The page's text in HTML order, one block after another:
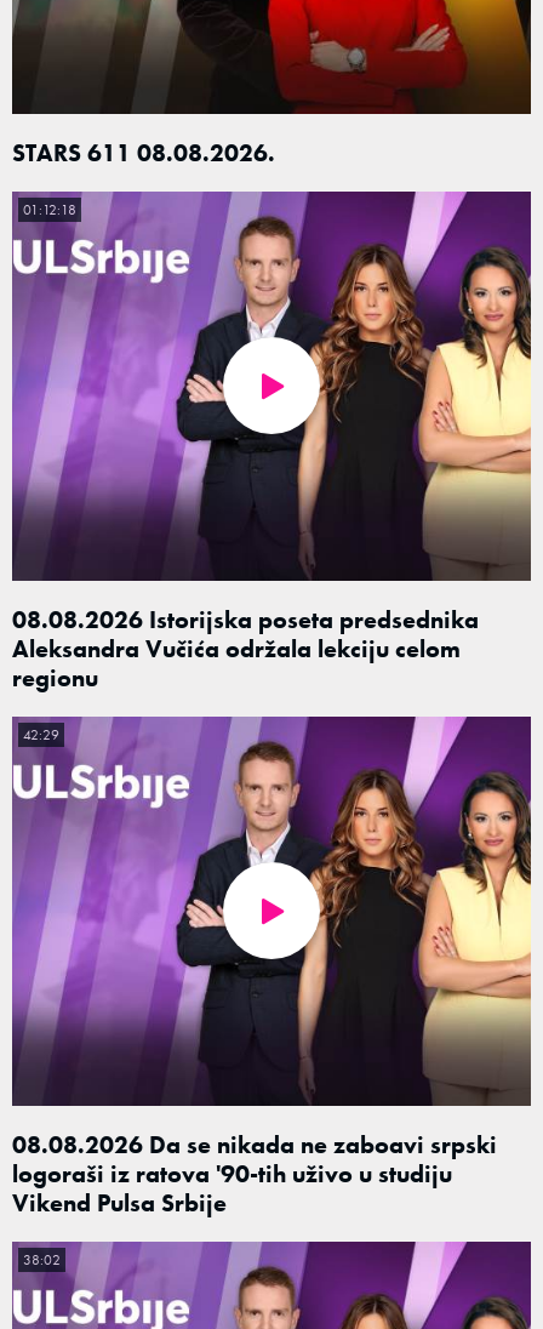
STARS 611 08.08.2026.
08.08.2026 Istorijska poseta predsednika
Aleksandra Vučića održala lekciju celom
regionu
01:12:18
08.08.2026 Da se nikada ne zaboavi srpski
logoraši iz ratova '90-tih uživo u studiju
Vikend Pulsa Srbije
42:29
38:02